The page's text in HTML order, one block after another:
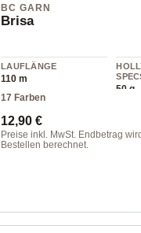
BC GARN
Brisa
LAUFLÄNGE
110 m
50 g
17 Farben
Regulärer Preis:
12,90 €
Preise inkl. MwSt. Endbetrag
Bestellen berechnet.